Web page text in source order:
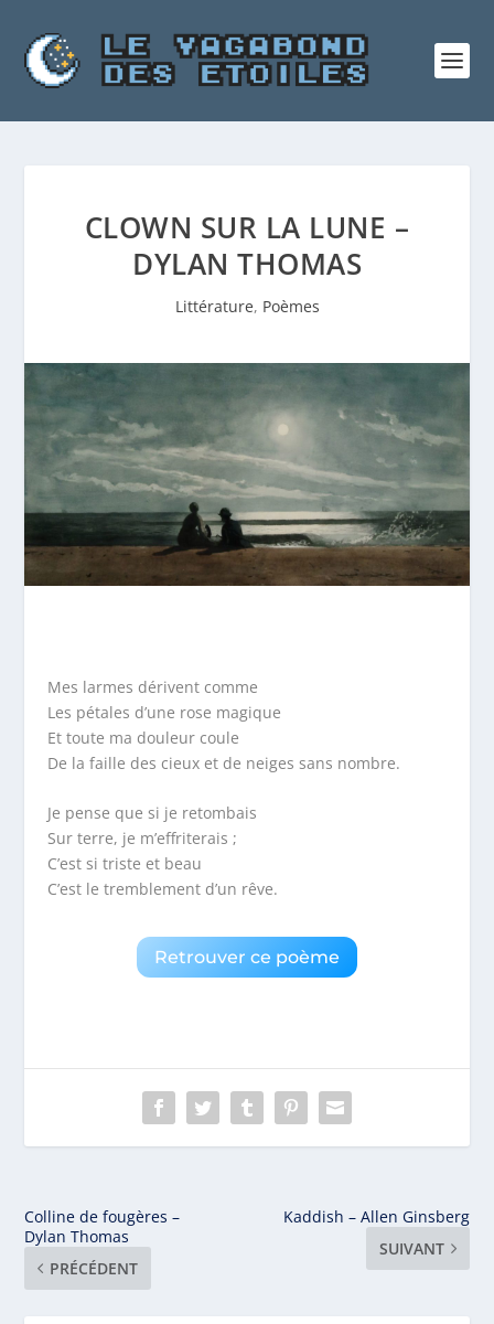
CLOWN SUR LA LUNE –
DYLAN THOMAS
Littérature, Poèmes
Mes larmes dérivent comme
Les pétales d’une rose magique
Et toute ma douleur coule
De la faille des cieux et de neiges sans nombre.
Je pense que si je retombais
Sur terre, je m’effriterais ;
C’est si triste et beau
C’est le tremblement d’un rêve.
Retrouver ce poème
Colline de fougères –
Dylan Thomas
PRÉCÉDENT
Kaddish – Allen Ginsberg
SUIVANT